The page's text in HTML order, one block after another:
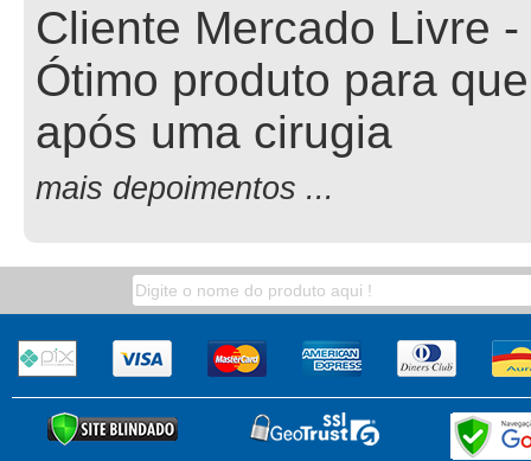
Cliente Mercado Livre
Ótimo produto para
após uma cirugia
mais depoimentos ...